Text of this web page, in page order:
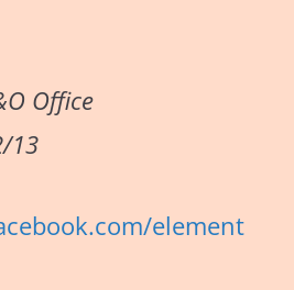
Office
13
element